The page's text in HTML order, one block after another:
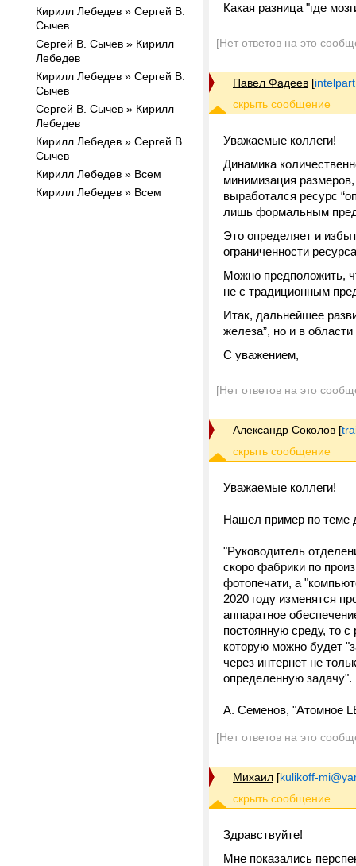
Кирилл Лебедев » Сергей В.
Сычев
Сергей В. Сычев » Кирилл
Лебедев
Кирилл Лебедев » Сергей В.
Сычев
Сергей В. Сычев » Кирилл
Лебедев
Кирилл Лебедев » Сергей В.
Сычев
Кирилл Лебедев » Всем
Кирилл Лебедев » Всем
Какая разница "где
[Нет ответов на это
Павел Фадеев [
Уважаемые коллеги!
Динамика
минимизация
выработался ресурс
лишь формальным
Это определяет и
ограниченности
Можно предположить,
не с традиционным
Итак, дальнейшее
железа”, но и в
С уважением,
[Нет ответов на это
Александр Соколов [
Уважаемые коллеги!
Нашел пример по теме
"Руководитель
скоро фабрики по
фотопечати, а
2020 году изменятся
аппаратное
постоянную среду, то
которую можно будет
через интернет не
определенную задачу".
А. Семенов, "Атомное
[Нет ответов на это
Михаил [kulikoff-
Здравствуйте!
Мне показались